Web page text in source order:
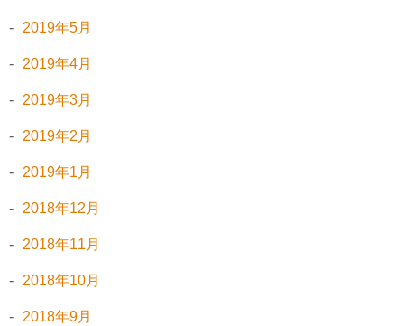
2019年5月
2019年4月
2019年3月
2019年2月
2019年1月
2018年12月
2018年11月
2018年10月
2018年9月